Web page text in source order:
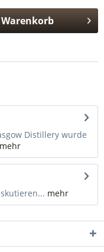
Warenkorb
Distillery wurde
mehr
mehr